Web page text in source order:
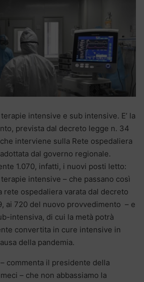
intensive e sub intensive. E’ la
prevista dal decreto legge n. 34
interviene sulla Rete ospedaliera
dal governo regionale.
1.070, infatti, i nuovi posti letto:
intensive – che passano così
rete ospedaliera varata dal decreto
ai 720 del nuovo provvedimento – e
intensiva, di cui la metà potrà
convertita in cure intensive in
della pandemia.
commenta il presidente della
– che non abbassiamo la